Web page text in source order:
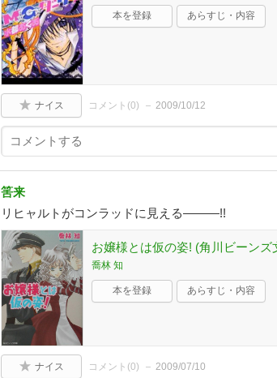
本を登録 あらすじ・内容
ナイス コメント(0) 2009/10/12
筈来
リヒャルトがコンラッドに見える―――!!
お嬢様とは仮の姿! (角川ビーンズ
喬林 知
本を登録 あらすじ・内容
ナイス コメント(0) 2009/07/10